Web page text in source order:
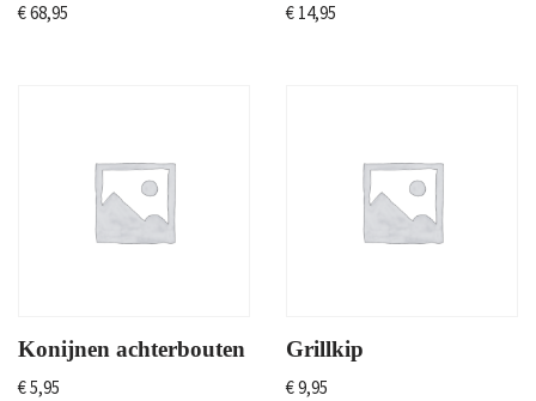
€68,95 € 14,95
Konijnen achterbouten
€5,95
Grillkip
€9,95